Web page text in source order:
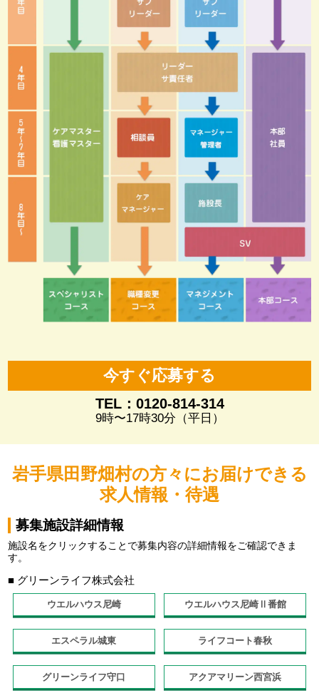
今すぐ応募する
TEL：0120-814-314
9時〜17時30分（平日）
岩手県田野畑村の方々にお届けできる
求人情報・待遇
募集施設詳細情報
施設名をクリックすることで募集内容の詳細情報をご確認できま
す。
■ グリーンライフ株式会社
ウエルハウス尼崎 ウエルハウス尼崎Ⅱ番館
エスペラル城東 ライフコート春秋
グリーンライフ守口 アクアマリーン西宮浜